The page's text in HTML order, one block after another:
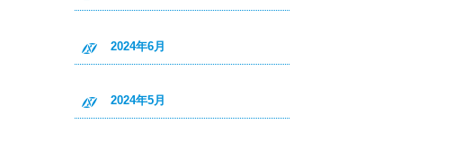
2024年6月
2024年5月